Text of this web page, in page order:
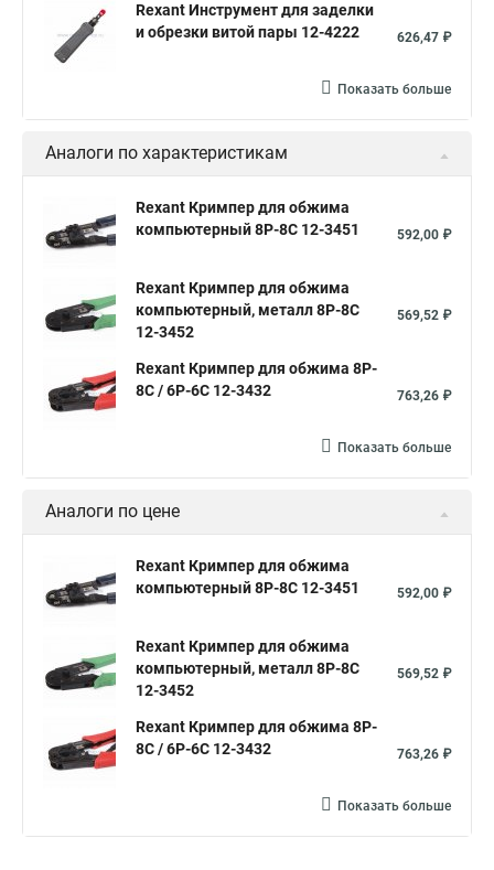
Обжим кабеля Опрессовка проводов Распиновка rj45
Обжать витую
Обжим коннектора
Rexant Инструмент для заделки
и обрезки витой пары 12-4222
626,47 ₽
Показать больше
Аналоги по характеристикам
Rexant Кримпер для обжима
компьютерный 8P-8C 12-3451
592,00 ₽
Rexant Кримпер для обжима
компьютерный, металл 8P-8C
12-3452
569,52 ₽
Rexant Кримпер для обжима 8P-
8C / 6P-6C 12-3432
763,26 ₽
Показать больше
Аналоги по цене
Rexant Кримпер для обжима
компьютерный 8P-8C 12-3451
592,00 ₽
Rexant Кримпер для обжима
компьютерный, металл 8P-8C
12-3452
569,52 ₽
Rexant Кримпер для обжима 8P-
8C / 6P-6C 12-3432
763,26 ₽
Показать больше